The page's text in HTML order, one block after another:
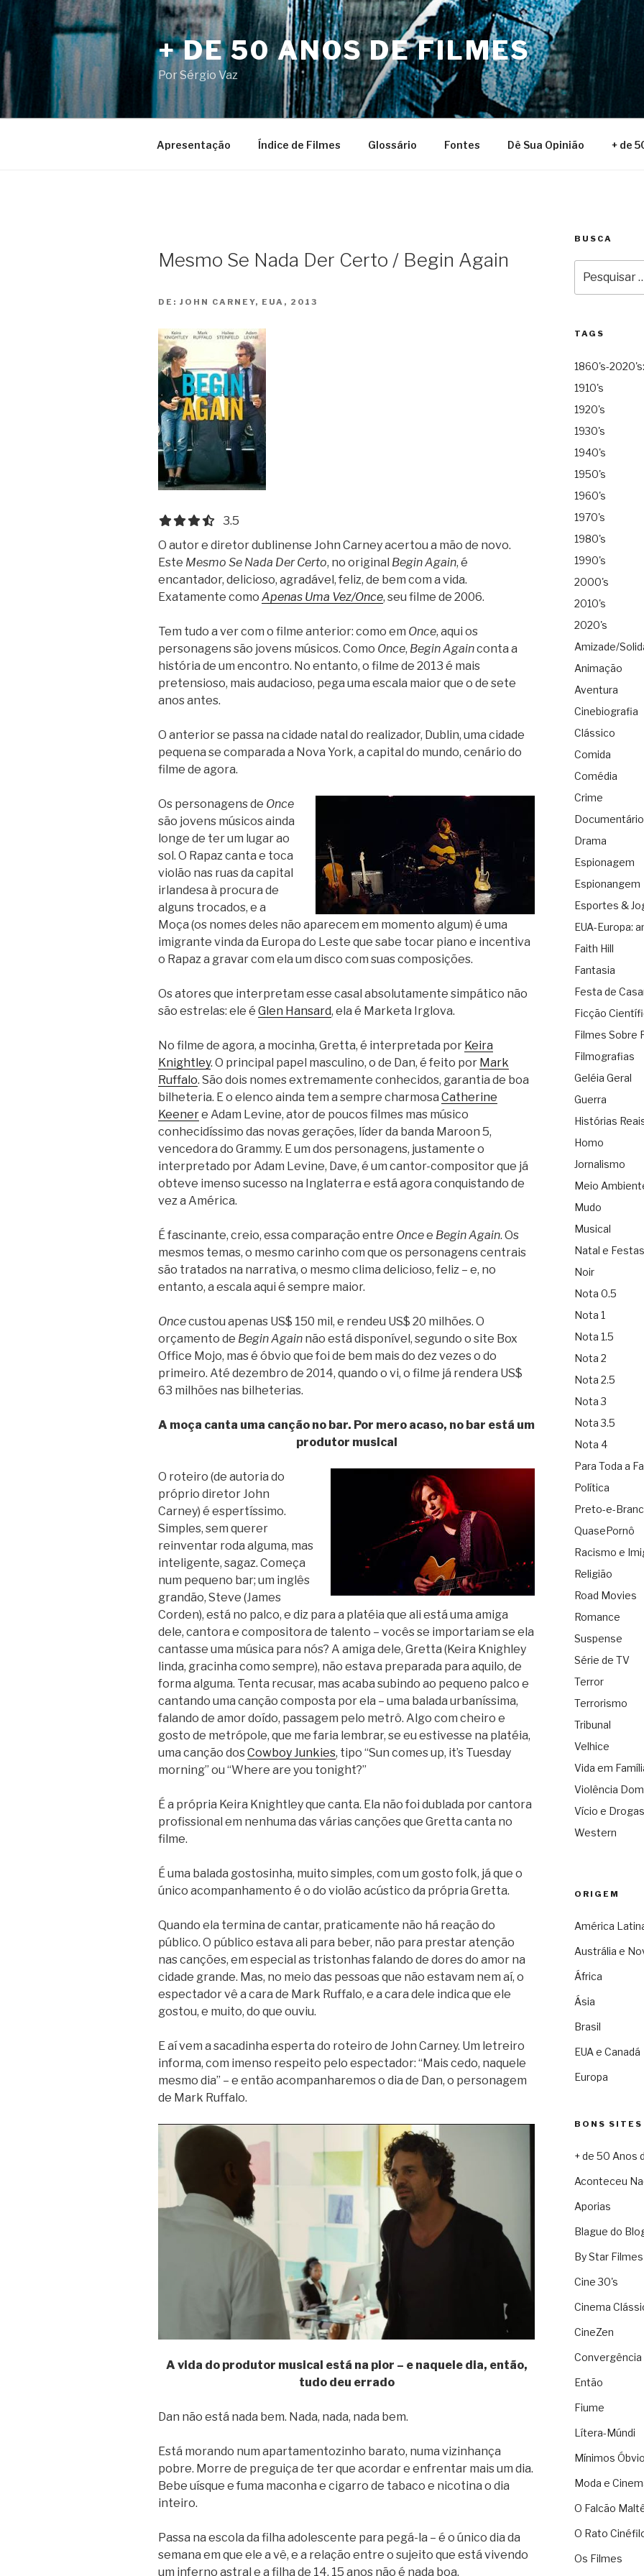
para
o
conteúdo
+ DE 50 ANOS DE FILMES
Por Sérgio Vaz
Apresentação Índice de Filmes Glossário Fontes Dê Sua Opinião + de
Mesmo Se Nada Der Certo / Begin Again
DE: JOHN CARNEY, EUA, 2013
3.5 out of 5.0 stars
3.5
O autor e diretor dublinense John Carney acertou a mão de novo.
Este Mesmo Se Nada Der Certo, no original Begin Again, é
encantador, delicioso, agradável, feliz, de bem com a vida.
Exatamente como Apenas Uma Vez/Once, seu filme de 2006.
Tem tudo a ver com o filme anterior: como em Once, aqui os
personagens são jovens músicos. Como Once, Begin Againconta a
história de um encontro. No entanto, o filme de 2013 é mais
pretensioso, mais audacioso, pega uma escala maior que o de sete
anos antes.
O anterior se passa na cidade natal do realizador, Dublin, uma cidade
pequena se comparada a Nova York, a capital do mundo, cenário do
filme de agora.
Os personagens de Once
são jovens músicos ainda
longe de ter um lugar ao
sol. O Rapaz canta e toca
violão nas ruas da capital
irlandesa à procura de
alguns trocados, e a
Moça (os nomes deles não aparecem em momento algum) é uma
imigrante vinda da Europa do Leste que sabe tocar piano e incentiva
o Rapaz a gravar com ela um disco com suas composições.
Os atores que interpretam esse casal absolutamente simpático não
são estrelas: ele é Glen Hansard, ela é Marketa Irglova.
No filme de agora, a mocinha, Gretta, é interpretada por Keira
Knightley. O principal papel masculino, o de Dan, é feito por Mark
Ruffalo. São dois nomes extremamente conhecidos, garantia de boa
bilheteria. E o elenco ainda tem a sempre charmosa Catherine
Keenere Adam Levine, ator de poucos filmes mas músico
conhecidíssimo das novas gerações, líder da banda Maroon 5,
vencedora do Grammy. E um dos personagens, justamente o
interpretado por Adam Levine, Dave, é um cantor-compositor que já
obteve imenso sucesso na Inglaterra e está agora conquistando de
vez a América.
É fascinante, creio, essa comparação entre Oncee Begin Again. Os
mesmos temas, o mesmo carinho com que os personagens centrais
são tratados na narrativa, o mesmo clima delicioso, feliz – e, no
entanto, a escala aqui é sempre maior.
Oncecustou apenas US$ 150 mil, e rendeu US$ 20 milhões. O
orçamento de Begin Again não está disponível, segundo o site Box
Office Mojo, mas é óbvio que foi de bem mais do dez vezes o do
primeiro. Até dezembro de 2014, quando o vi, o filme já rendera US$
63 milhões nas bilheterias.
A moça canta uma canção no bar. Por mero acaso, no bar está um
produtor musical
O roteiro (de autoria do
próprio diretor John
Carney) é espertíssimo.
Simples, sem querer
reinventar roda alguma, mas
inteligente, sagaz. Começa
num pequeno bar; um inglês
grandão, Steve (James
Corden), está no palco, e diz para a platéia que ali está uma amiga
dele, cantora e compositora de talento – vocês se importariam se ela
cantasse uma música para nós? A amiga dele, Gretta (Keira Knighley
linda, gracinha como sempre), não estava preparada para aquilo, de
forma alguma. Tenta recusar, mas acaba subindo ao pequeno palco e
cantando uma canção composta por ela – uma balada urbaníssima,
falando de amor doído, passagem pelo metrô. Algo com cheiro e
gosto de metrópole, que me faria lembrar, se eu estivesse na platéia,
uma canção dosCowboy Junkies, tipo “Sun comes up, it’s Tuesday
morning” ou “Where are you tonight?”
É a própria Keira Knightley que canta. Ela não foi dublada por cantora
profissional em nenhuma das várias canções que Gretta canta no
filme.
É uma balada gostosinha, muito simples, com um gosto folk, já que o
único acompanhamento é o do violão acústico da própria Gretta.
Quando ela termina de cantar, praticamente não há reação do
público. O público estava ali para beber, não para prestar atenção
nas canções, em especial as tristonhas falando de dores do amor na
cidade grande. Mas, no meio das pessoas que não estavam nem aí, o
espectador vê a cara de Mark Ruffalo, e a cara dele indica que ele
gostou, e muito, do que ouviu.
E aí vem a sacadinha esperta do roteiro de John Carney. Um letreiro
informa, com imenso respeito pelo espectador: “Mais cedo, naquele
mesmo dia” – e então acompanharemos o dia de Dan, o personagem
de Mark Ruffalo.
A vida do produtor musical está na pior – e naquele dia, então,
tudo deu errado
Dan não está nada bem. Nada, nada, nada bem.
Está morando num apartamentozinho barato, numa vizinhança
pobre. Morre de preguiça de ter que acordar e enfrentar mais um dia.
Bebe uísque e fuma maconha e cigarro de tabaco e nicotina o dia
inteiro.
Passa na escola da filha adolescente para pegá-la – é o único dia da
semana em que ele a vê, e a relação entre o sujeito que está vivendo
um inferno astral e a filha de 14, 15 anos não é nada boa.
BUSCA
por:
TAGS
1860's-
1910's
1920's
1930's
1940's
1950's
1960's
1970's
1980's
1990's
2000's
2010's
2020's
Amizade/
Animação
Aventura
Cinebiografia
Clássico
Comida
Comédia
Crime
Documentário
Drama
Espionagem
Espionangem
Esportes &
EUA-Europa:
Faith Hill
Fantasia
Festa de
Ficção
Filmes Sobre
Filmografias
Geléia Geral
Guerra
Histórias
Homo
Jornalismo
Meio
Mudo
Musical
Natal e Festas
Noir
Nota 0.5
Nota 1
Nota 1.5
Nota 2
Nota 2.5
Nota 3
Nota 3.5
Nota 4
Para Toda a
Política
Preto-e-
QuasePornô
Racismo e
Religião
Road Movies
Romance
Suspense
Série de TV
Terror
Terrorismo
Tribunal
Velhice
Vida em
Violência
Vício e Drogas
Western
ORIGEM
América
Austrália e
África
Ásia
Brasil
EUA e Canadá
Europa
BONS SITES
+ de 50 Anos
Aconteceu
Aporias
Blague do
By Star Filmes
Cine 30's
Cinema
CineZen
Convergência
Então
Fiume
Lítera-Múndi
Mínimos
Moda e
O Falcão
O Rato
Os Filmes